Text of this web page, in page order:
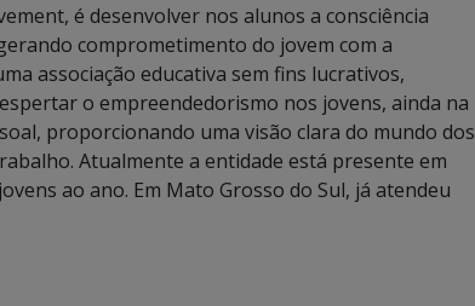
é desenvolver nos alunos a consciência
comprometimento do jovem com a
associação educativa sem fins lucrativos,
o empreendedorismo nos jovens, ainda na
proporcionando uma visão clara do mundo dos
Atualmente a entidade está presente em
ao ano. Em Mato Grosso do Sul, já atendeu